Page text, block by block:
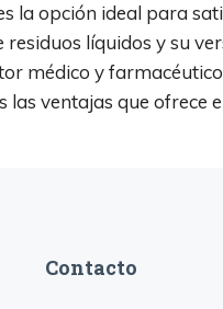
la opción ideal para
líquidos y su
médico y
ventajas que ofrece
Contacto